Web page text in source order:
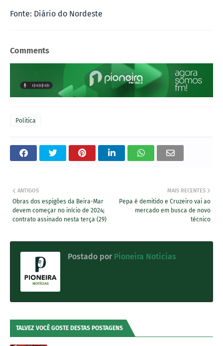
Fonte: Diário do Nordeste
Comments
Politica
MAIS RECENTES
Pepa é demitido e Cruzeiro vai ao
mercado em busca de novo
técnico
ANTIGOS
Obras dos espigões da Beira-Mar
devem começar no início de 2024;
contrato assinado nesta terça (29)
Postado por Pioneira Noticias
TALVEZ VOCÊ GOSTE DESTAS POSTAGENS